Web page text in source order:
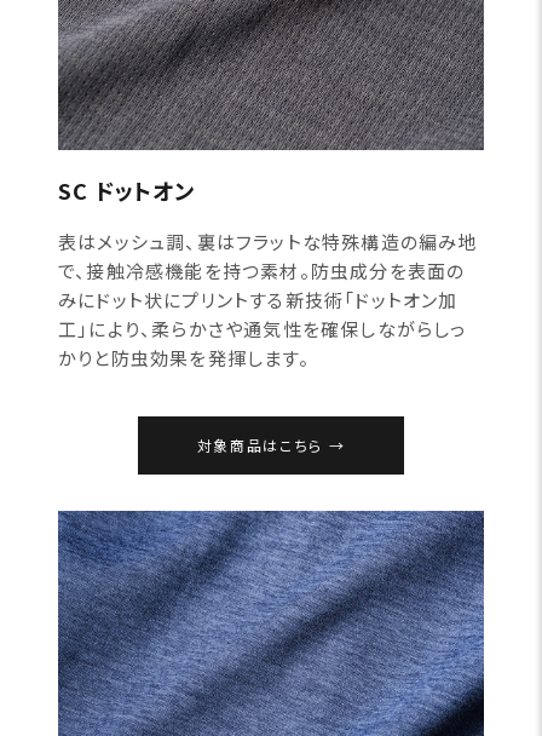
SC ドットオン
表はメッシュ調、裏はフラットな特殊構造の編み地
で、接触冷感機能を持つ素材。防虫成分を表面の
みにドット状にプリントする新技術「ドットオン加
工」により、柔らかさや通気性を確保しながらしっ
かりと防虫効果を発揮します。
対象商品はこちら